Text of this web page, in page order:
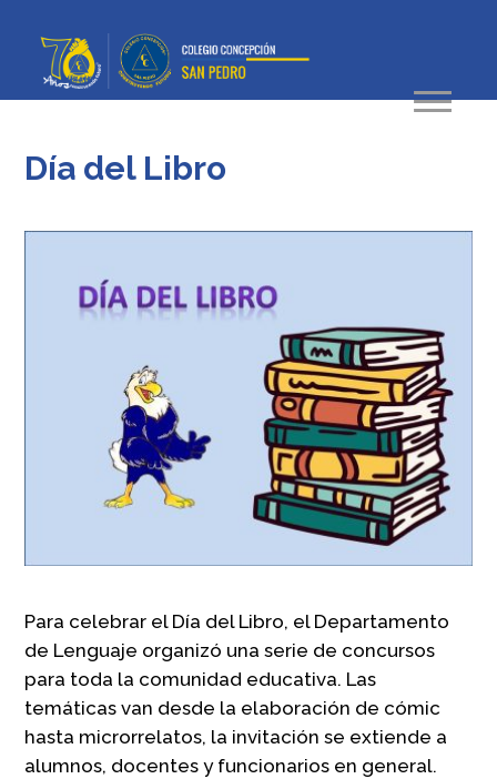
Día del Libro
Para celebrar el Día del Libro, el Departamento
de Lenguaje organizó una serie de concursos
para toda la comunidad educativa. Las
temáticas van desde la elaboración de cómic
hasta microrrelatos, la invitación se extiende a
alumnos, docentes y funcionarios en general.